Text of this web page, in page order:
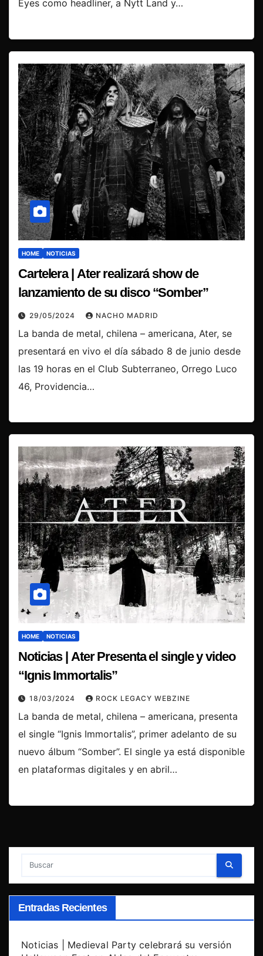
Eyes como headliner, a Nytt Land y…
HOME NOTICIAS
Cartelera | Ater realizará show de
lanzamiento de su disco “Somber”
29/05/2024 NACHO MADRID
La banda de metal, chilena – americana, Ater, se
presentará en vivo el día sábado 8 de junio desde
las 19 horas en el Club Subterraneo, Orrego Luco
46, Providencia…
HOME NOTICIAS
Noticias | Ater Presenta el single y video
“Ignis Immortalis”
18/03/2024 ROCK LEGACY WEBZINE
La banda de metal, chilena – americana, presenta
el single “Ignis Immortalis”, primer adelanto de su
nuevo álbum “Somber”. El single ya está disponible
en plataformas digitales y en abril…
Entradas Recientes
Noticias | Medieval Party celebrará su versión